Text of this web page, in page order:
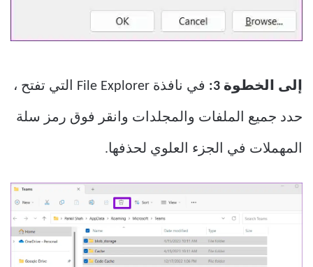
إلى الخطوة 3: في نافذة File Explorer التي تفتح ،
حدد جميع الملفات والمجلدات وانقر فوق رمز سلة
المهملات في الجزء العلوي لحذفها.